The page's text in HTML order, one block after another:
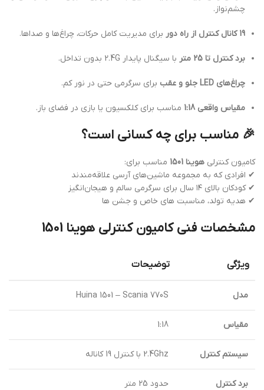
چشم‌نواز.
19 کانال کنترل از راه دور برای مدیریت کامل حرکات، چراغ‌ها و صداها.
برد کنترل تا 25 متر با سیگنال پایدار 2.4G بدون تداخل.
چراغ‌های LED جلو و عقب برای سرگرمی حتی در نور کم.
مقیاس واقعی 1:18 مناسب برای کلکسیون یا بازی در فضای باز.
🎉 مناسب برای چه کسانی است؟
کامیون کنترلی هوینا 1501
مناسب برای:
✔ افرادی که به مجموعه ماشین‌های آرسی علاقه‌مندند
✔ کودکان بالای ۱۴ سال برای سرگرمی سالم و هیجان‌انگیز
✔ هدیه تولد، مناسبت های خاص و جشن ها
مشخصات فنی کامیون کنترلی هوینا 1501
ویژگی توضیحات
مدل Huina 1501 – Scania 770S
مقیاس 1:18
سیستم کنترل 2.4Ghz با کنترل 19 کاناله
برد کنترل حدود 25 متر